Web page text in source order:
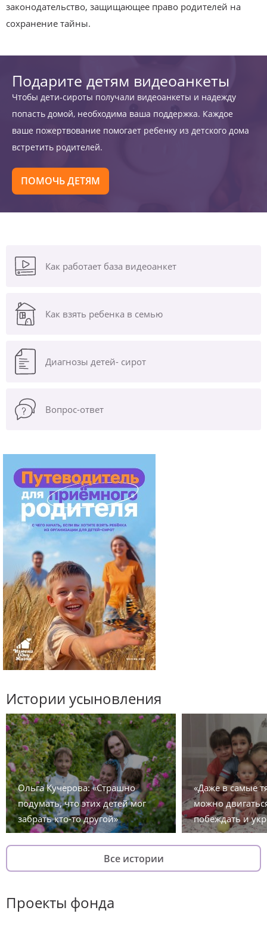
законодательство, защищающее право родителей на
сохранение тайны.
Подарите детям видеоанкеты
Чтобы дети-сироты получали видеоанкеты и надежду
попасть домой, необходима ваша поддержка. Каждое
ваше пожертвование помогает ребенку из детского дома
встретить родителей.
ПОМОЧЬ ДЕТЯМ
Как работает база видеоанкет
Как взять ребенка в семью
Диагнозы детей- сирот
Вопрос-ответ
Истории усыновления
Ольга Кучерова: «Страшно
подумать, что этих детей мог
забрать кто-то другой»
«Даже в самые
можно
побеждать и
Все истории
Проекты фонда